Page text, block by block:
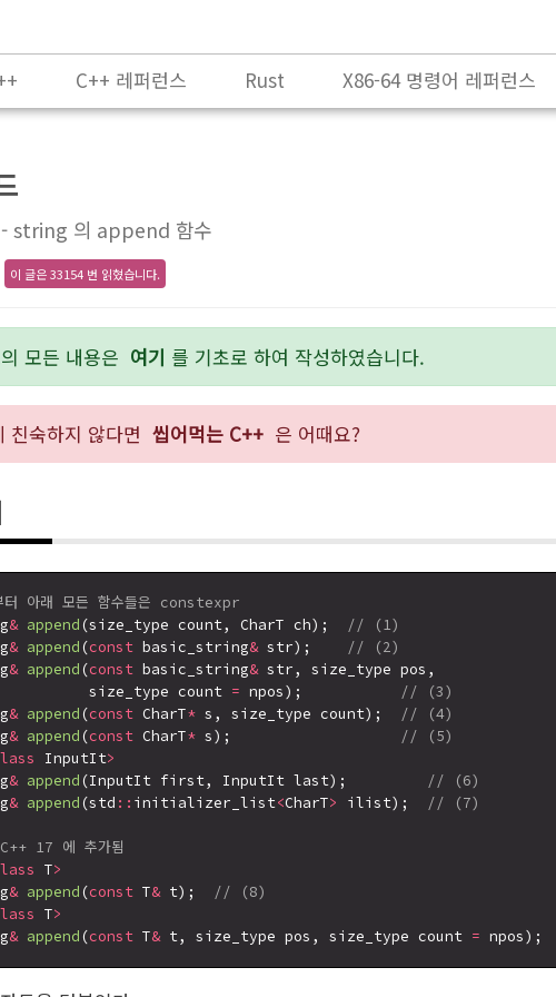
C++ 레퍼런스 Rust X86-64 명령어 레퍼런스
- string 의 append 함수
이 글은 33154 번 읽혔습니다.
모든 내용은 여기 를 기초로 하여 작성하였습니다.
친숙하지 않다면 씹어먹는 C++ 은 어때요?
아래 모든 함수들은 constexpr
& append (size_type count, CharT ch);
// (1)
& append (const basic_string& str);
// (2)
& append (const basic_string& str, size_type pos,
size_type count
= npos);
// (3)
& append (const CharT* s, size_type count);
// (4)
& append (const CharT* s);
// (5)
InputIt>
& append (InputIt first, InputIt last);
// (6)
& append (std :: initializer_list<CharT> ilist); // (7)
17 에 추가됨
T>
& append (const T& t);
// (8)
T>
& append (const T& t, size_type pos, size_type count = npos);